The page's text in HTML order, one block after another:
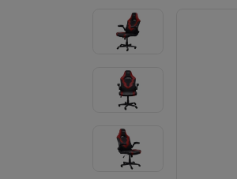
Nositelná elektronika
Televize
Audio
Domácí spotřebiče
Tablety
Fotografie